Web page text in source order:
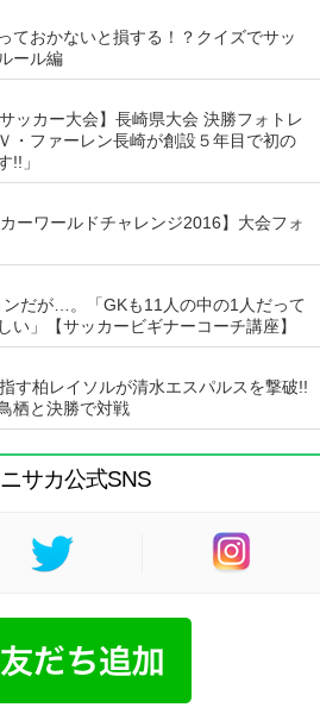
ておかないと損する！？クイズでサッ
ール編
ッカー大会】長崎県大会 決勝フォトレ
・ファーレン長崎が創設５年目で初の
!!」
ーワールドチャレンジ2016】大会フォ
だが…。「GKも11人の中の1人だって
い」【サッカービギナーコーチ講座】
す柏レイソルが清水エスパルスを撃破!!
栖と決勝で対戦
サカ公式SNS